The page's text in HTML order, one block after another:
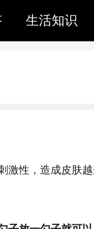
生活知识
激性，造成皮肤